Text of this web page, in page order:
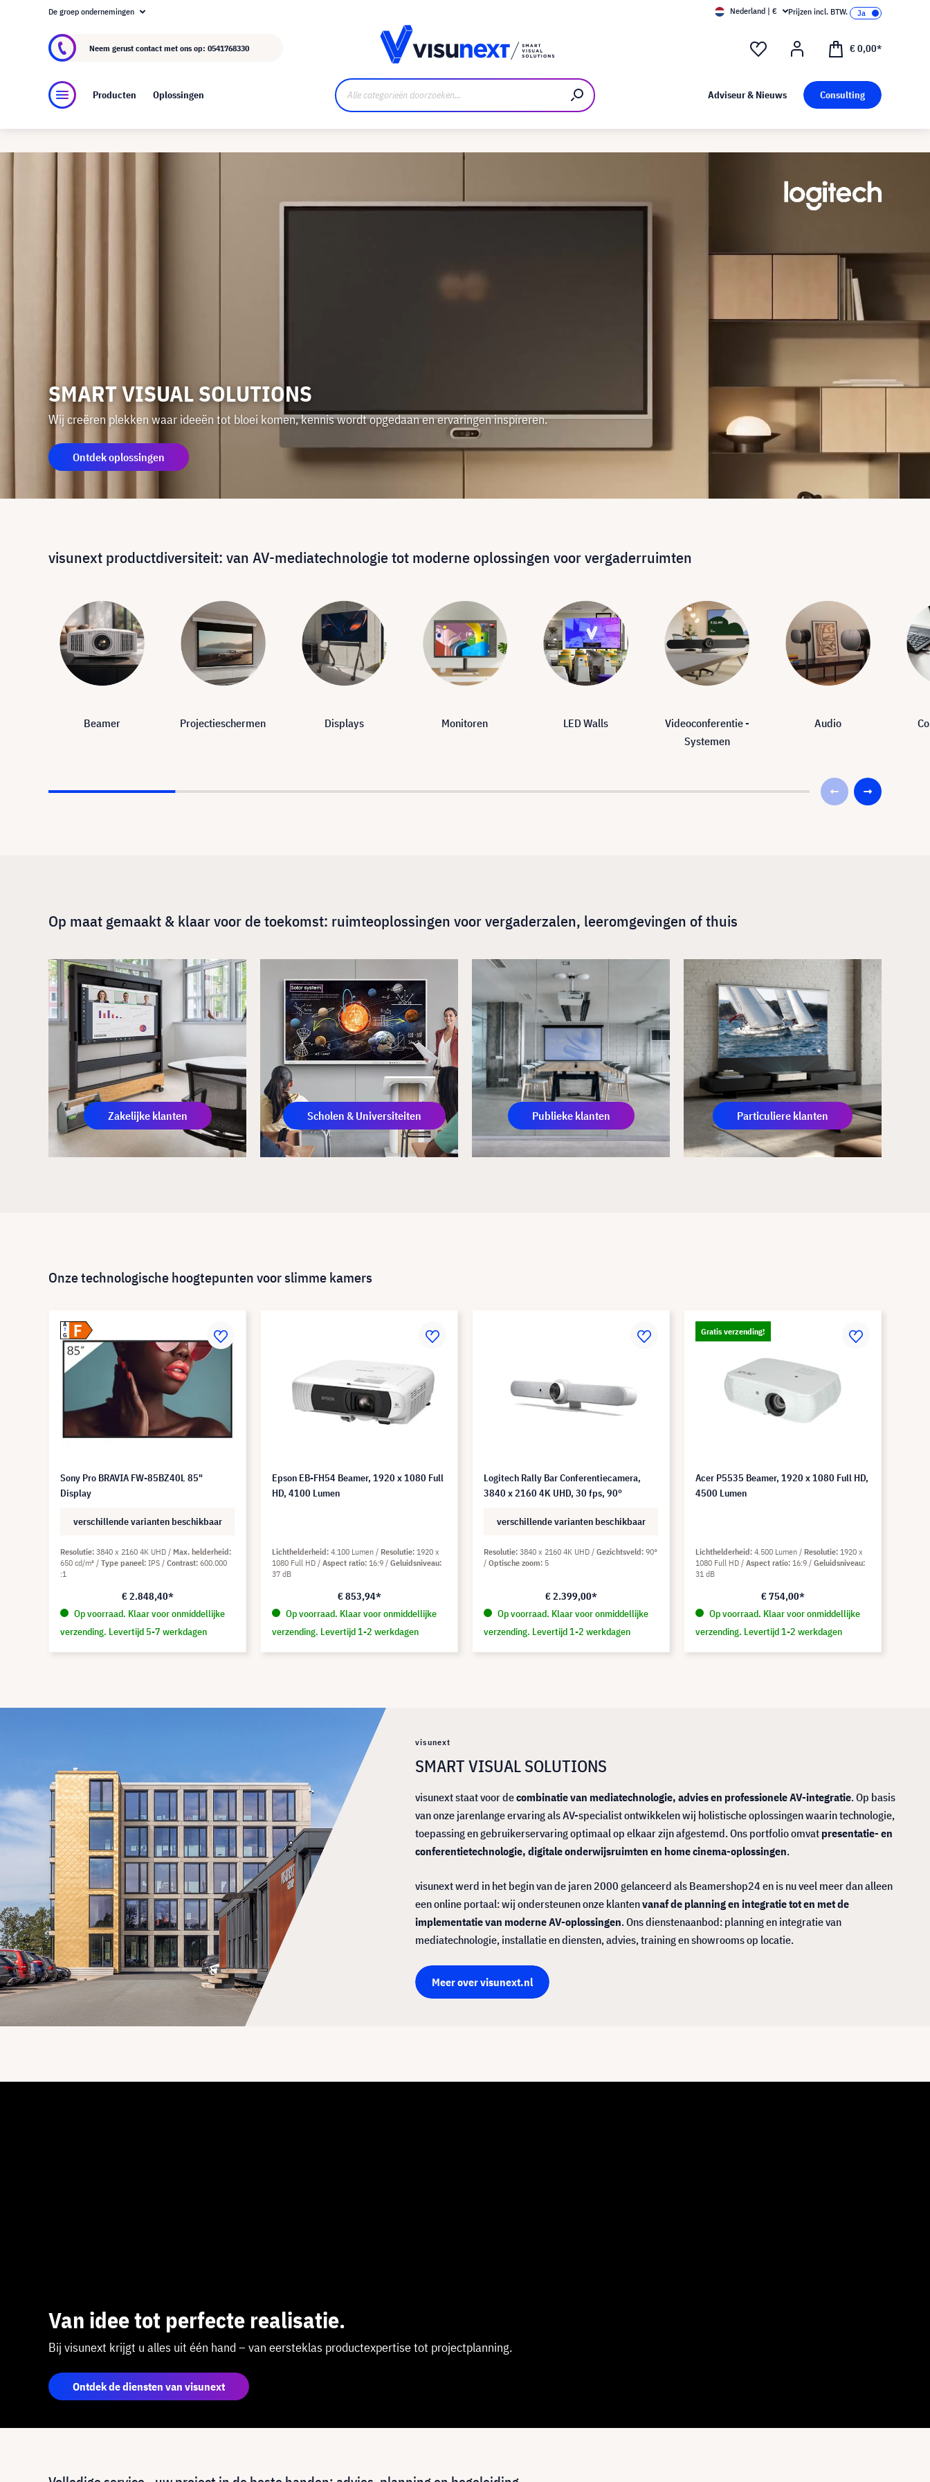
Over visunext.nl
De groep ondernemingen Nederland | € Prijzen incl. BTW.
Neem gerust contact met ons op: 0541768330 € 0,00*
Producten Oplossingen Adviseur & Nieuws Consulting
SMART VISUAL SOLUTIONS
Wij creëren plekken waar ideeën tot bloei komen, kennis wordt opgedaan en ervaringen inspireren.
Ontdek oplossingen
visunext productdiversiteit: van AV-mediatechnologie tot moderne oplossingen voor vergaderruimten
Beamer Projectieschermen Displays Monitoren LED Walls
Videoconferentie -
Systemen
Audio
Op maat gemaakt & klaar voor de toekomst: ruimteoplossingen voor vergaderzalen, leeromgevingen of thuis
Zakelijke klanten Scholen & Universiteiten Publieke klanten Particuliere klanten
Onze technologische hoogtepunten voor slimme kamers
A
G
F
Sony Pro BRAVIA FW-85BZ40L 85"
Display
verschillende varianten beschikbaar
Resolutie 3840 x 2160 4K UHD
Max. helderheid
650 cd/m²
Type paneel IPS Contrast 600.000
:1
€ 2.848,40*
Op voorraad. Klaar voor onmiddellijke
verzending. Levertijd 5-7 werkdagen
Epson EB-FH54 Beamer, 1920 x 1080 Full
HD, 4100 Lumen
Lichthelderheid 4.100 Lumen Resolutie 1920 x
1080 Full HD
Aspect ratio 16:9
Geluidsniveau
37 dB
€ 853,94*
Op voorraad. Klaar voor onmiddellijke
verzending. Levertijd 1-2 werkdagen
Logitech Rally Bar Conferentiecamera,
3840 x 2160 4K UHD, 30 fps, 90°
verschillende varianten beschikbaar
Resolutie 3840 x 2160 4K UHD Gezichtsveld 90°
Optische zoom 5
€ 2.399,00*
Op voorraad. Klaar voor onmiddellijke
verzending. Levertijd 1-2 werkdagen
Gratis verzending!
Acer P5535 Beamer, 1920 x 1080 Full HD,
4500 Lumen
Lichthelderheid 4.500 Lumen Resolutie 1920 x
1080 Full HD
Aspect ratio 16:9
Geluidsniveau
31 dB
€ 754,00*
Op voorraad. Klaar voor onmiddellijke
verzending. Levertijd 1-2 werkdagen
visunext
SMART VISUAL SOLUTIONS
visunext staat voor decombinatie van mediatechnologie, advies en professionele AV-integratie. Op basis
van onze jarenlange ervaring als AV-specialist ontwikkelen wij holistische oplossingen waarin technologie,
toepassing en gebruikerservaring optimaal op elkaar zijn afgestemd. Ons portfolio omvat presentatie- en
conferentietechnologie, digitale onderwijsruimten en home cinema-oplossingen.
visunext werd in het begin van de jaren 2000 gelanceerd als Beamershop24 en is nu veel meer dan alleen
een online portaal: wij ondersteunen onze klantenvanaf de planning en integratie tot en met de
implementatie van moderne AV-oplossingen. Ons dienstenaanbod: planning en integratie van
mediatechnologie, installatie en diensten, advies, training en showrooms op locatie.
Meer over visunext.nl
Van idee tot perfecte realisatie.
Bij visunext krijgt u alles uit één hand – van eersteklas productexpertise tot projectplanning.
Ontdek de diensten van visunext